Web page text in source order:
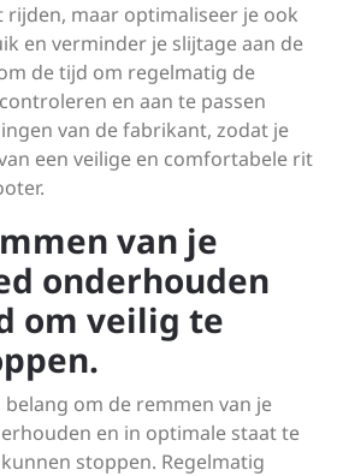
maar optimaliseer je ook
en verminder je slijtage aan de
de tijd om regelmatig de
en aan te passen
van de fabrikant, zodat je
een veilige en comfortabele rit
van je
onderhouden
om veilig te
belang om de remmen van je
en in optimale staat te
stoppen. Regelmatig